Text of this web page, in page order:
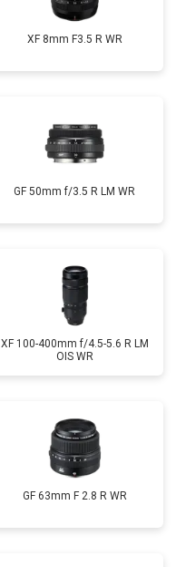
XF 8mm F3.5 R WR
GF 50mm f/3.5 R LM WR
XF 100-400mm f/4.5-5.6 R LM
OIS WR
GF 63mm F 2.8 R WR